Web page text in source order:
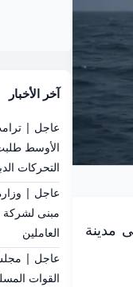
مدينة
آخر الأخبار
عاجل |
الأوسط
التحركات
عاجل |
مبنى لشركة
العاملين
عاجل | مجلس
القوات